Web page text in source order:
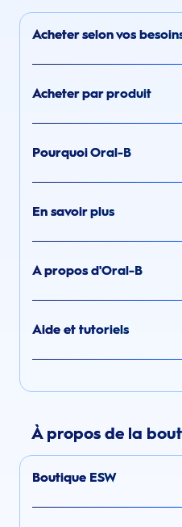
Acheter selon vos
Acheter par produit
Pourquoi Oral-B
En savoir plus
A propos d'Oral-B
Aide et tutoriels
À propos de la
Boutique ESW